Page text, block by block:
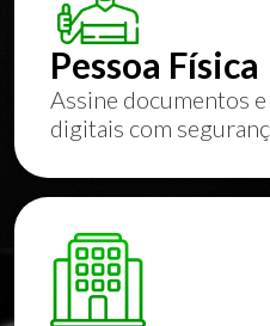
Pessoa Física
Assine documentos
digitais com